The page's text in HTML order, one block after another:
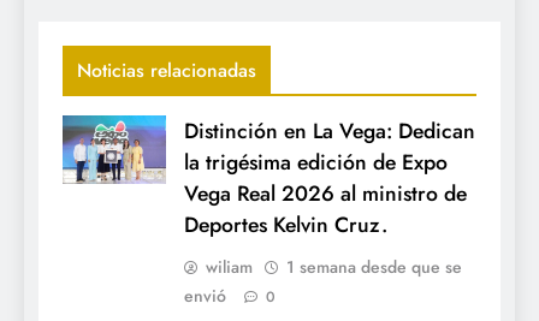
Noticias relacionadas
Distinción en La Vega: Dedican
la trigésima edición de Expo
Vega Real 2026 al ministro de
Deportes Kelvin Cruz.
wiliam
1 semana desde que se
envió
0